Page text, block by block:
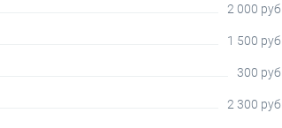
2 000 руб.
1 500 руб.
300 руб.
2 300 руб.